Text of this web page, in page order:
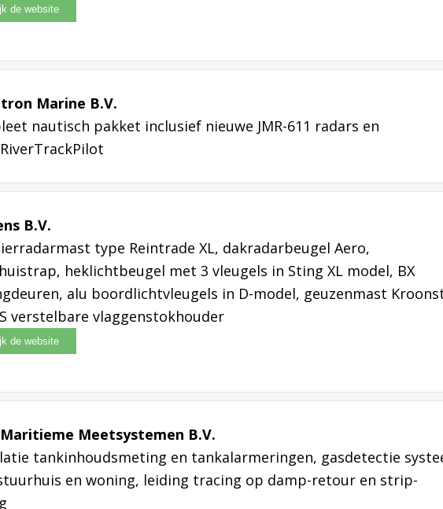
Marine B.V.
nautisch pakket inclusief nieuwe JMR-611 radars en
B.V.
type Reintrade XL, dakradarbeugel Aero,
heklichtbeugel met 3 vleugels in Sting XL model, BX
alu boordlichtvleugels in D-model, geuzenmast
verstelbare vlaggenstokhouder
Meetsystemen B.V.
tankinhoudsmeting en tankalarmeringen, gasdetectie
en woning, leiding tracing op damp-retour en strip-